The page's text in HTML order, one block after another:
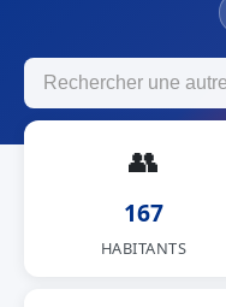
👥
167
HABITANTS